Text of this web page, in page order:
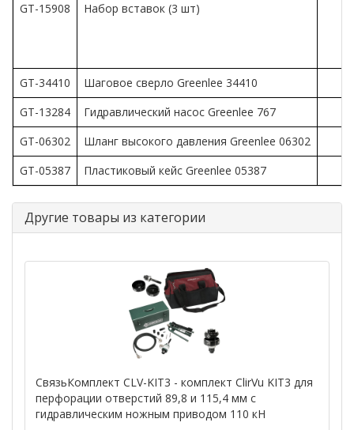
GT-15908
Набор вставок (3 шт)
GT-34410
Шаговое сверло Greenlee 34410
GT-13284
Гидравлический насос Greenlee 767
GT-06302
Шланг высокого давления Greenlee 06302
GT-05387
Пластиковый кейс Greenlee 05387
Другие товары из категории
СвязьКомплект CLV-KIT3 - комплект ClirVu KIT3 для
перфорации отверстий 89,8 и 115,4 мм с
гидравлическим ножным приводом 110 кН